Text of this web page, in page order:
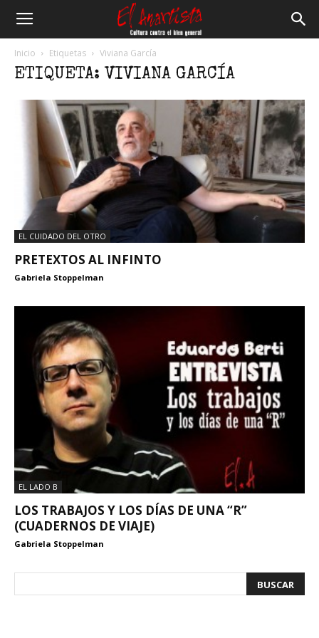
Inicio Etiquetas Viviana García
ETIQUETA: VIVIANA GARCÍA
EL CUIDADO DEL OTRO
PRETEXTOS AL INFINTO
Gabriela Stoppelman
EL LADO B
LOS TRABAJOS Y LOS DÍAS DE UNA “R”
(CUADERNOS DE VIAJE)
Gabriela Stoppelman